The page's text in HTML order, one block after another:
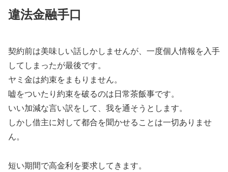
違法金融手口
契約前は美味しい話しかしませんが、一度個人情報を入手
してしまったが最後です。
ヤミ金は約束をまもりません。
嘘をついたり約束を破るのは日常茶飯事です。
いい加減な言い訳をして、我を通そうとします。
しかし借主に対して都合を聞かせることは一切ありませ
ん。
短い期間で高金利を要求してきます。